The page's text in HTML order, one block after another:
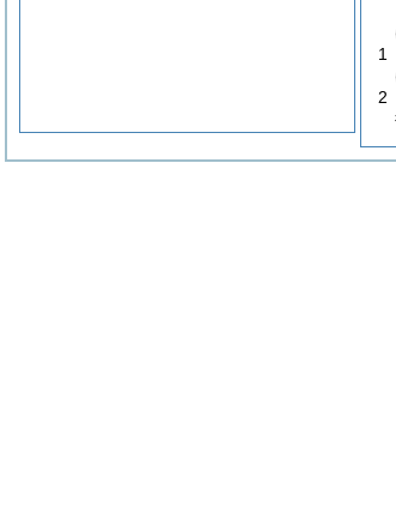
1
2